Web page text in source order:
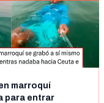
marroquí
para entrar